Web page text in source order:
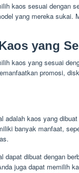
kaos sesuai dengan
yang mereka sukai.
yang
kaos yang sesuai
promosi,
adalah kaos yang
banyak manfaat,
dapat dibuat dengan
juga dapat memilih